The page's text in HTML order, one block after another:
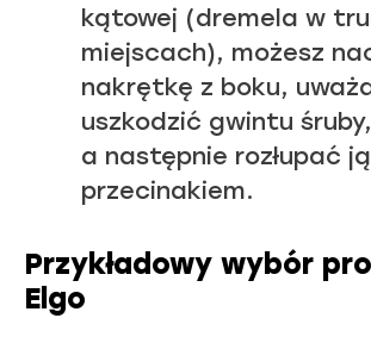
kątowej (dremela w
miejscach), możesz
nakrętkę z boku,
uszkodzić gwintu śruby,
a następnie rozłupać ją
przecinakiem.
Przykładowy wybór
Elgo